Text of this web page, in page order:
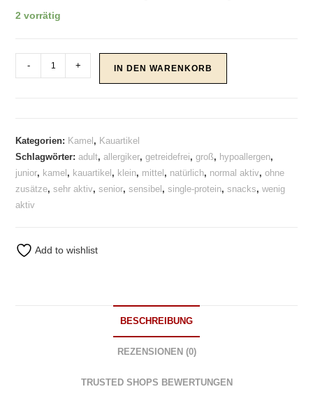
2 vorrätig
Würfel
- + IN DEN WARENKORB
Kategorien: Kamel , Kauartikel
Schlagwörter:adult,allergiker,getreidefrei,groß, hypoallergen,
junior, kamel , kauartikel , klein, mittel , natürlich, normal aktiv,ohne
zusätze,sehr aktiv,senior,sensibel ,single-protein,snacks,wenig
aktiv
Add to wishlist
BESCHREIBUNG
REZENSIONEN (0)
TRUSTED SHOPS BEWERTUNGEN